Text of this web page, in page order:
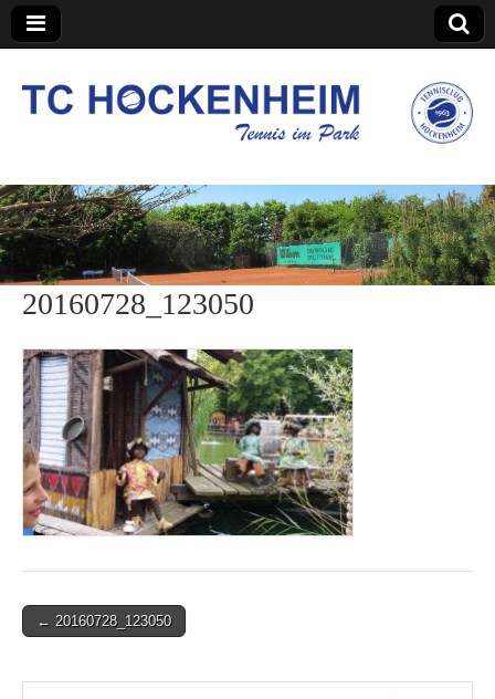
TC Hockenheim
20160728_123050
Post← 20160728_123050